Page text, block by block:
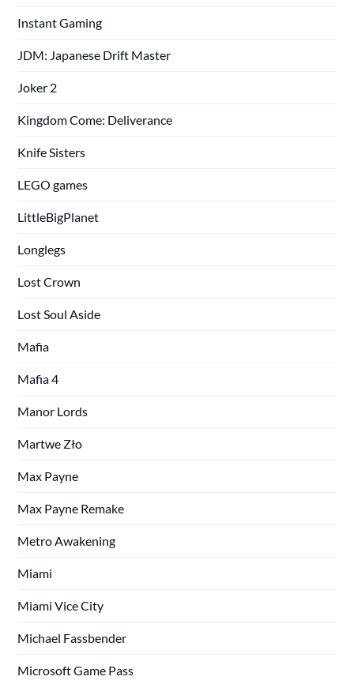
Instant Gaming
JDM: Japanese Drift Master
Joker 2
Kingdom Come: Deliverance
Knife Sisters
LEGO games
LittleBigPlanet
Longlegs
Lost Crown
Lost Soul Aside
Mafia
Mafia 4
Manor Lords
Martwe Zło
Max Payne
Max Payne Remake
Metro Awakening
Miami
Miami Vice City
Michael Fassbender
Microsoft Game Pass